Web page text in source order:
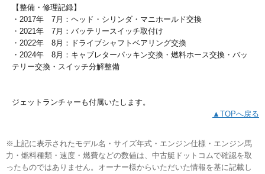
【整備・修理記録】
・2017年 7月：ヘッド・シリンダ・マニホールド交換
・2021年 7月：バッテリースイッチ取付け
・2022年 8月：ドライブシャフトベアリング交換
・2024年 8月：キャブレターパッキン交換・燃料ホース交換・バッ
テリー交換・スイッチ分解整備
ジェットランチャーも付属いたします。
▲TOPへ戻る
※上記に表示されたモデル名・サイズ年式・エンジン仕様・エンジン馬
力・燃料種類・速度・燃費などの数値は、中古艇ドットコムで確認を取
ったものではありません。オーナー様からいただいた情報を基に記載し